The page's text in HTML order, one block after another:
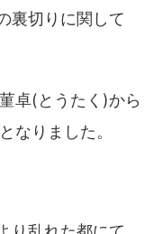
裏切りに関して
卓(とうたく)から
なりました。